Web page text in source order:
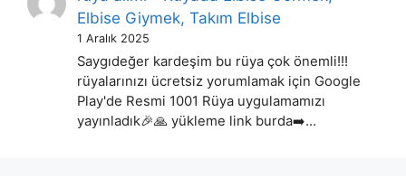
Elbise Giymek, Takım Elbise
1 Aralık 2025
Saygıdeğer kardeşim bu rüya çok önemli!!!
rüyalarınızı ücretsiz yorumlamak için Google
Play'de Resmi 1001 Rüya uygulamamızı
yayınladık🎉🙏 yükleme link burda➡️…